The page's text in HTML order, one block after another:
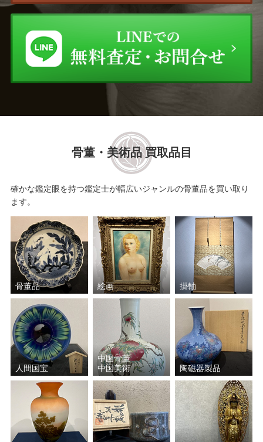
骨董・美術品 買取品目
確かな鑑定眼を持つ鑑定士が幅広いジャンルの骨董品を買い取り
ます。
骨董品 絵画 掛軸
人間国宝
中国骨董
中国美術
陶磁器製品